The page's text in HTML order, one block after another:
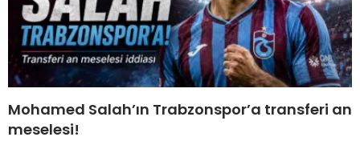
Mohamed Salah’ın Trabzonspor’a transferi an
meselesi!